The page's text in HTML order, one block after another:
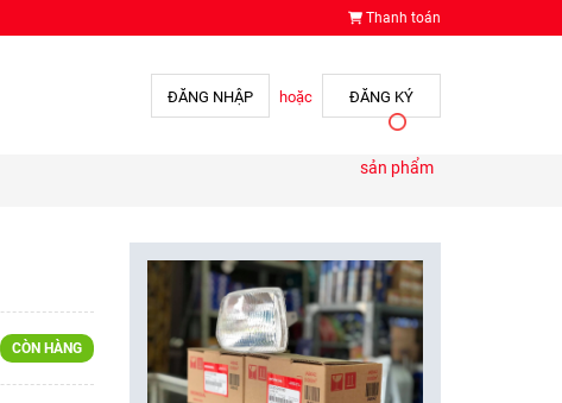
Thanh toán
ĐĂNG NHẬP hoặc ĐĂNG KÝ
sản phẩm
CÒN HÀNG